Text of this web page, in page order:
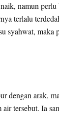
namun
terlalu
syahwat, maka
dengan arak,
tersebut. Ia